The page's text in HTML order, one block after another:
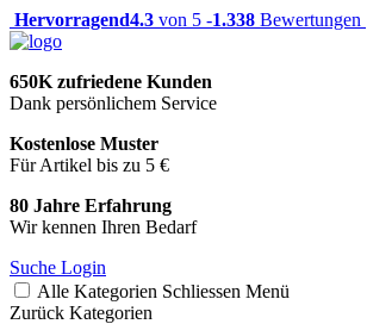
Hervorragend4.3 von 5 -1.338 Bewertungen
650K zufriedene Kunden
Dank persönlichem Service
Kostenlose Muster
Für Artikel bis zu 5 €
80 Jahre Erfahrung
Wir kennen Ihren Bedarf
Suche Login
Alle Kategorien Schliessen Menü
Zurück Kategorien